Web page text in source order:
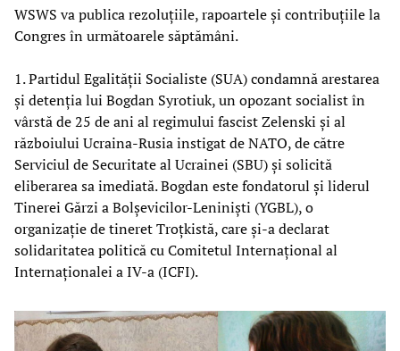
WSWS va publica rezoluțiile, rapoartele și contribuțiile la
Congres în următoarele săptămâni.
1. Partidul Egalității Socialiste (SUA) condamnă arestarea
și detenția lui Bogdan Syrotiuk, un opozant socialist în
vârstă de 25 de ani al regimului fascist Zelenski și al
războiului Ucraina-Rusia instigat de NATO, de către
Serviciul de Securitate al Ucrainei (SBU) și solicită
eliberarea sa imediată. Bogdan este fondatorul și liderul
Tinerei Gărzi a Bolșevicilor-Leniniști (YGBL), o
organizație de tineret Troțkistă, care și-a declarat
solidaritatea politică cu Comitetul Internațional al
Internaționalei a IV-a (ICFI).